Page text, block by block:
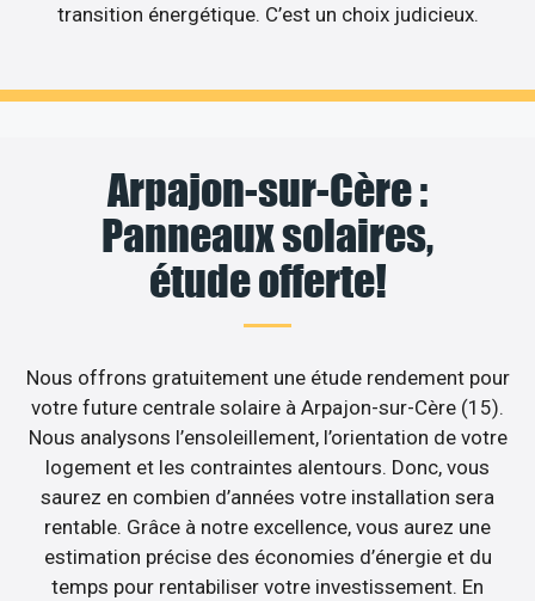
transition énergétique. C’est un choix judicieux.
Arpajon-sur-Cère :
Panneaux solaires,
étude offerte!
Nous offrons gratuitement une étude rendement pour
votre future centrale solaire à Arpajon-sur-Cère (15).
Nous analysons l’ensoleillement, l’orientation de votre
logement et les contraintes alentours. Donc, vous
saurez en combien d’années votre installation sera
rentable. Grâce à notre excellence, vous aurez une
estimation précise des économies d’énergie et du
temps pour rentabiliser votre investissement. En